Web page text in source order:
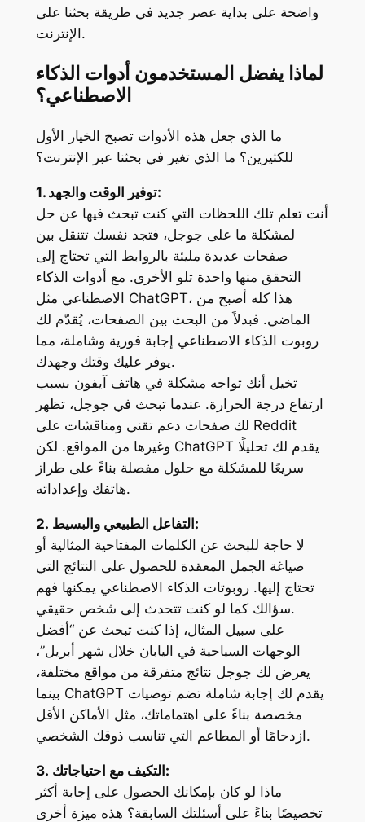
واضحة على بداية عصر جديد في طريقة بحثنا على
الإنترنت.
لماذا يفضل المستخدمون أدوات الذكاء
الاصطناعي؟
ما الذي جعل هذه الأدوات تصبح الخيار الأول
للكثيرين؟ ما الذي تغير في بحثنا عبر الإنترنت؟
1. توفير الوقت والجهد:
أنت تعلم تلك اللحظات التي كنت تبحث فيها عن حل
لمشكلة ما على جوجل، فتجد نفسك تتنقل بين
صفحات عديدة مليئة بالروابط التي تحتاج إلى
التحقق منها واحدة تلو الأخرى. مع أدوات الذكاء
ChatGPT، هذا كله أصبح من
الماضي. فبدلاً من البحث بين الصفحات، يُقدّم لك
روبوت الذكاء الاصطناعي إجابة فورية وشاملة، مما
يوفر عليك وقتك وجهدك.
تخيل أنك تواجه مشكلة في هاتف آيفون بسبب
ارتفاع درجة الحرارة. عندما تبحث في جوجل، تظهر
Reddit
ChatGPT
سريعًا للمشكلة مع حلول مفصلة بناءً على طراز
هاتفك وإعداداته.
2. التفاعل الطبيعي والبسيط:
لا حاجة للبحث عن الكلمات المفتاحية المثالية أو
صياغة الجمل المعقدة للحصول على النتائج التي
تحتاج إليها. روبوتات الذكاء الاصطناعي يمكنها فهم
سؤالك كما لو كنت تتحدث إلى شخص حقيقي.
على سبيل المثال، إذا كنت تبحث عن “أفضل
الوجهات السياحية في اليابان خلال شهر أبريل”،
يعرض لك جوجل نتائج متفرقة من مواقع مختلفة،
ChatGPT
مخصصة بناءً على اهتماماتك، مثل الأماكن الأقل
ازدحامًا أو المطاعم التي تناسب ذوقك الشخصي.
3. التكيف مع احتياجاتك:
ماذا لو كان بإمكانك الحصول على إجابة أكثر
تخصيصًا بناءً على أسئلتك السابقة؟ هذه ميزة أخرى